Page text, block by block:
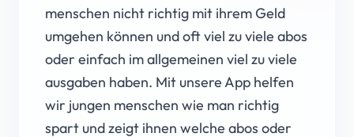
menschen nicht richtig mit ihrem Geld
umgehen können und oft viel zu viele abos
oder einfach im allgemeinen viel zu viele
ausgaben haben. Mit unsere App helfen
wir jungen menschen wie man richtig
spart und zeigt ihnen welche abos oder